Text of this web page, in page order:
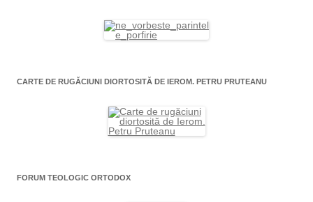
CARTE DE RUGĂCIUNI DIORTOSITĂ DE IEROM. PETRU PRUTEANU
FORUM TEOLOGIC ORTODOX